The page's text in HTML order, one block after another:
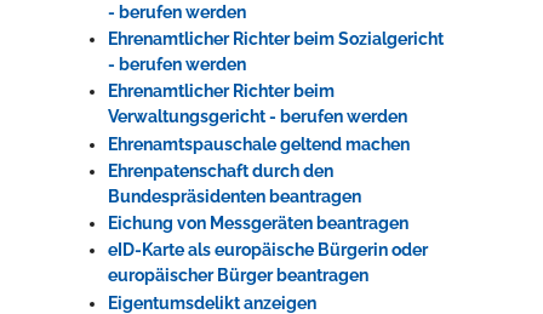
- berufen werden
Ehrenamtlicher Richter beim Sozialgericht
- berufen werden
Ehrenamtlicher Richter beim
Verwaltungsgericht - berufen werden
Ehrenamtspauschale geltend machen
Ehrenpatenschaft durch den
Bundespräsidenten beantragen
Eichung von Messgeräten beantragen
eID-Karte als europäische Bürgerin oder
europäischer Bürger beantragen
Eigentumsdelikt anzeigen